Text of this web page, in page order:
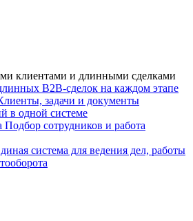
клиентами и длинными сделками
B2B-сделок на каждом этапе
задачи и документы
в одной системе
Подбор сотрудников и работа
система для ведения дел, работы